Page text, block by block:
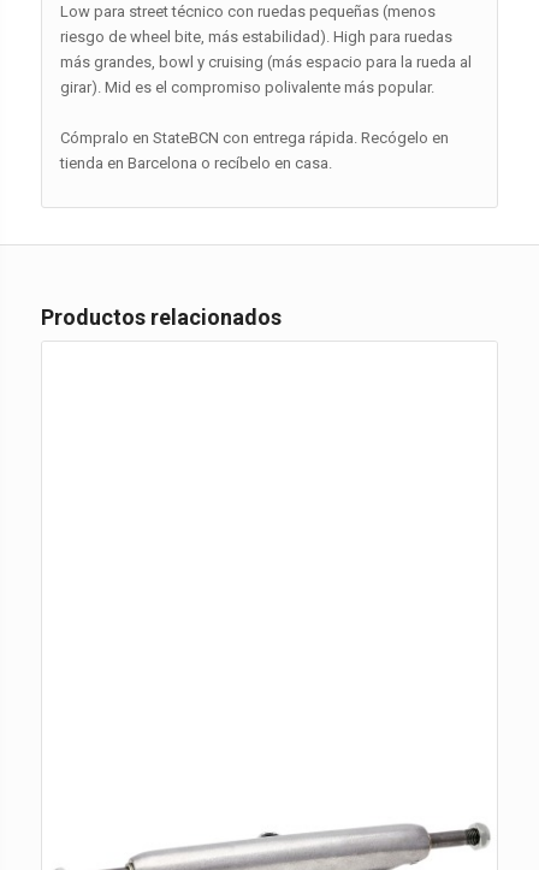
Low para street técnico con ruedas pequeñas (menos
riesgo de wheel bite, más estabilidad). High para ruedas
más grandes, bowl y cruising (más espacio para la rueda al
girar). Mid es el compromiso polivalente más popular.
Cómpralo en StateBCN con entrega rápida. Recógelo en
tienda en Barcelona o recíbelo en casa.
Productos relacionados